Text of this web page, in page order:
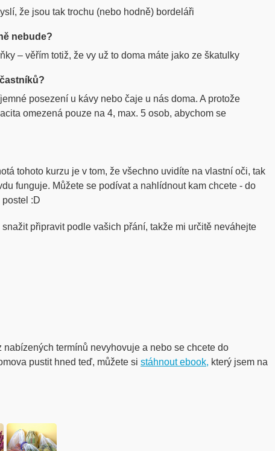
že jsou tak trochu (nebo hodně) bordeláři
nebude?
– věřím totiž, že vy už to doma máte jako ze škatulky
posezení u kávy nebo čaje u nás doma. A protože
omezená pouze na 4, max. 5 osob, abychom se
tohoto kurzu je v tom, že všechno uvidíte na vlastní oči, tak
funguje. Můžete se podívat a nahlídnout kam chcete - do
postel :D
připravit podle vašich přání, takže mi určitě neváhejte
nabízených termínů nevyhovuje a nebo se chcete do
pustit hned teď, můžete si stáhnout ebook, který jsem na